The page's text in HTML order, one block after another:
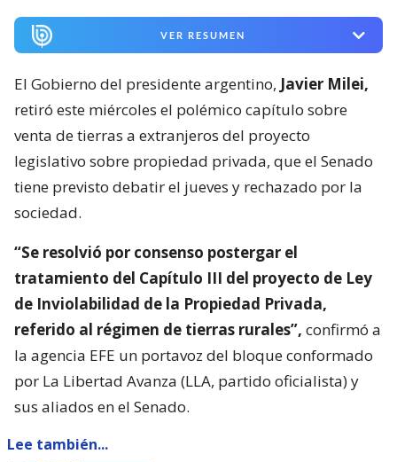
VER RESUMEN
El Gobierno del presidente argentino, Javier Milei,
retiró este miércoles el polémico capítulo sobre
venta de tierras a extranjeros del proyecto
legislativo sobre propiedad privada, que el Senado
tiene previsto debatir el jueves y rechazado por la
sociedad.
“Se resolvió por consenso postergar el
tratamiento del Capítulo III del proyecto de Ley
de Inviolabilidad de la Propiedad Privada,
referido al régimen de tierras rurales”, confirmó a
la agencia EFE un portavoz del bloque conformado
por La Libertad Avanza (LLA, partido oficialista) y
sus aliados en el Senado.
Lee también...